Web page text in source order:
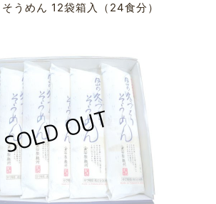
うめん 12袋箱入（24食分）